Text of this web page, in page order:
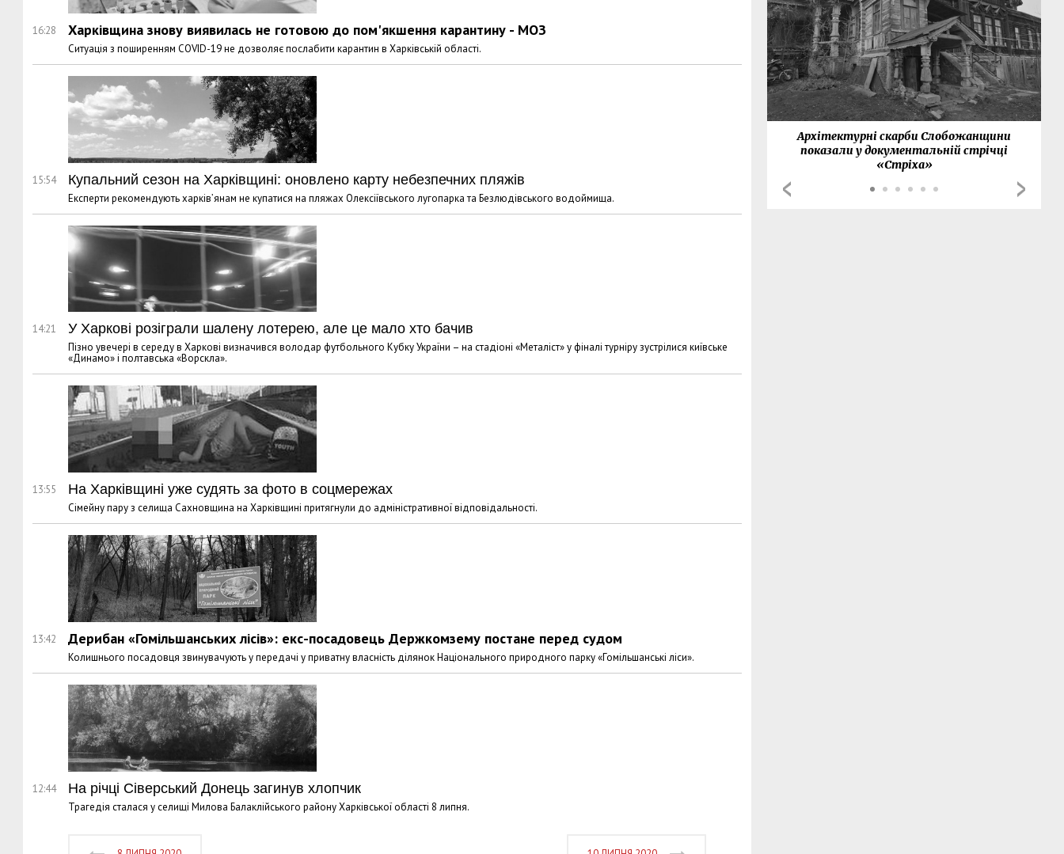
16:28 Харківщина знову виявилась не готовою до пом'якшення карантину - МОЗ
Ситуація з поширенням COVID-19 не дозволяє послабити карантин в Харківській області.
15:54 Купальний сезон на Харківщині: оновлено карту небезпечних пляжів
Експерти рекомендують харків’янам не купатися на пляжах Олексіївського лугопарка та Безлюдівського водоймища.
14:21 У Харкові розіграли шалену лотерею, але це мало хто бачив
Пізно увечері в середу в Харкові визначився володар футбольного Кубку України – на стадіоні «Металіст» у фіналі турніру зустрілися київське
«Динамо» і полтавська «Ворскла».
13:55 На Харківщині уже судять за фото в соцмережах
Сімейну пару з селища Сахновщина на Харківщині притягнули до адміністративної відповідальності.
13:42 Дерибан «Гомільшанських лісів»: екс-посадовець Держкомзему постане перед судом
Колишнього посадовця звинувачують у передачі у приватну власність ділянок Національного природного парку «Гомільшанські ліси».
12:44 На річці Сіверський Донець загинув хлопчик
Трагедія сталася у селищі Милова Балаклійського району Харківської області 8 липня.
Архітектурні скарби Слобожанщини
показали у документальній стрічці
«Стріха»